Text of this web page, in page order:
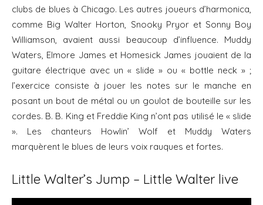
clubs de blues à Chicago. Les autres joueurs d’harmonica,
comme Big Walter Horton, Snooky Pryor et Sonny Boy
Williamson, avaient aussi beaucoup d’influence. Muddy
Waters, Elmore James et Homesick James jouaient de la
guitare électrique avec un « slide » ou « bottle neck » ;
l’exercice consiste à jouer les notes sur le manche en
posant un bout de métal ou un goulot de bouteille sur les
cordes. B. B. King et Freddie King n’ont pas utilisé le « slide
». Les chanteurs Howlin’ Wolf et Muddy Waters
marquèrent le blues de leurs voix rauques et fortes.
Little Walter’s Jump – Little Walter live